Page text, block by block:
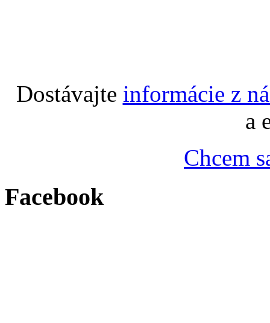
Dostávajte informácie z
a
Chcem
Facebook